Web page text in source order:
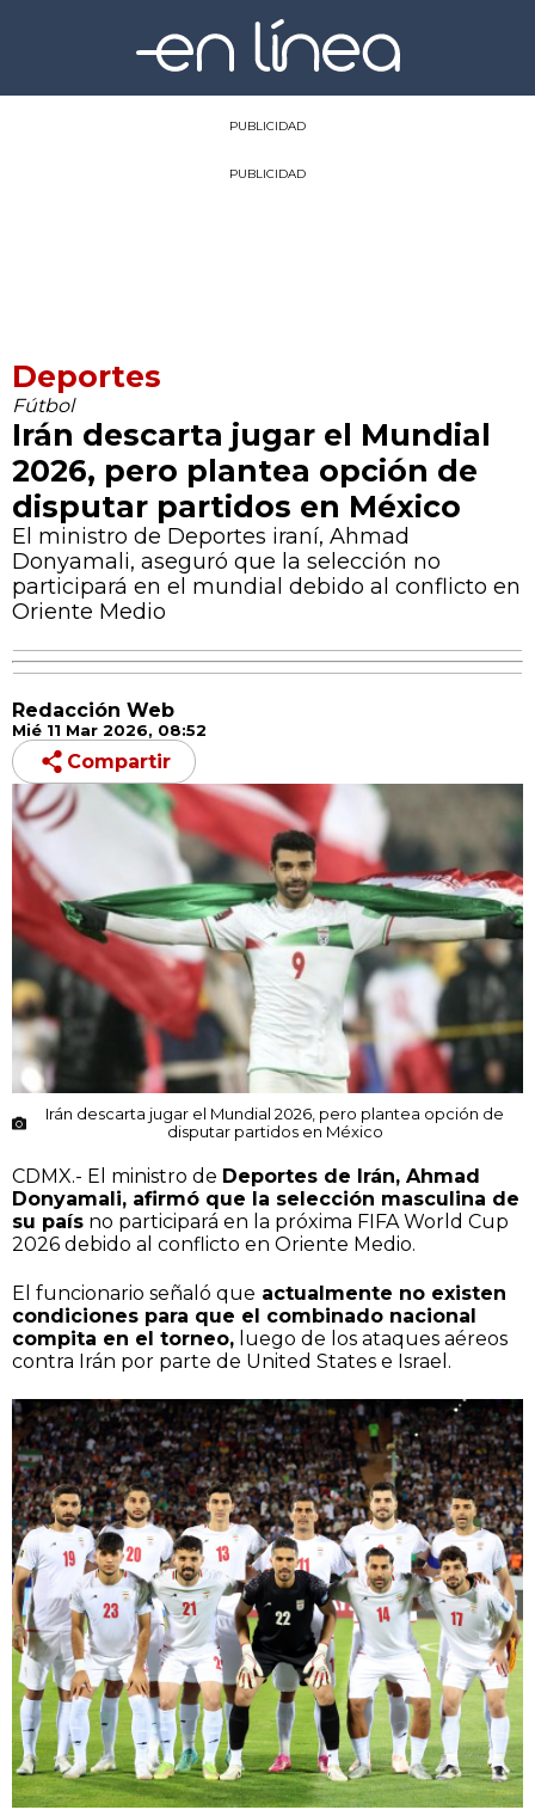
PUBLICIDAD
PUBLICIDAD
Deportes
Fútbol
Irán descarta jugar el Mundial
2026, pero plantea opción de
disputar partidos en México
El ministro de Deportes iraní, Ahmad
Donyamali, aseguró que la selección no
participará en el mundial debido al conflicto en
Oriente Medio
Redacción Web
Mié 11 Mar 2026, 08:52
Compartir
Irán descarta jugar el Mundial 2026, pero plantea opción de
disputar partidos en México
CDMX.- El ministro de Deportes de Irán, Ahmad
Donyamali, afirmó que la selección masculina de
su país no participará en la próxima FIFA World Cup
2026 debido al conflicto en Oriente Medio.
El funcionario señaló que actualmente no existen
condiciones para que el combinado nacional
compita en el torneo, luego de los ataques aéreos
contra Irán por parte de United States e Israel.